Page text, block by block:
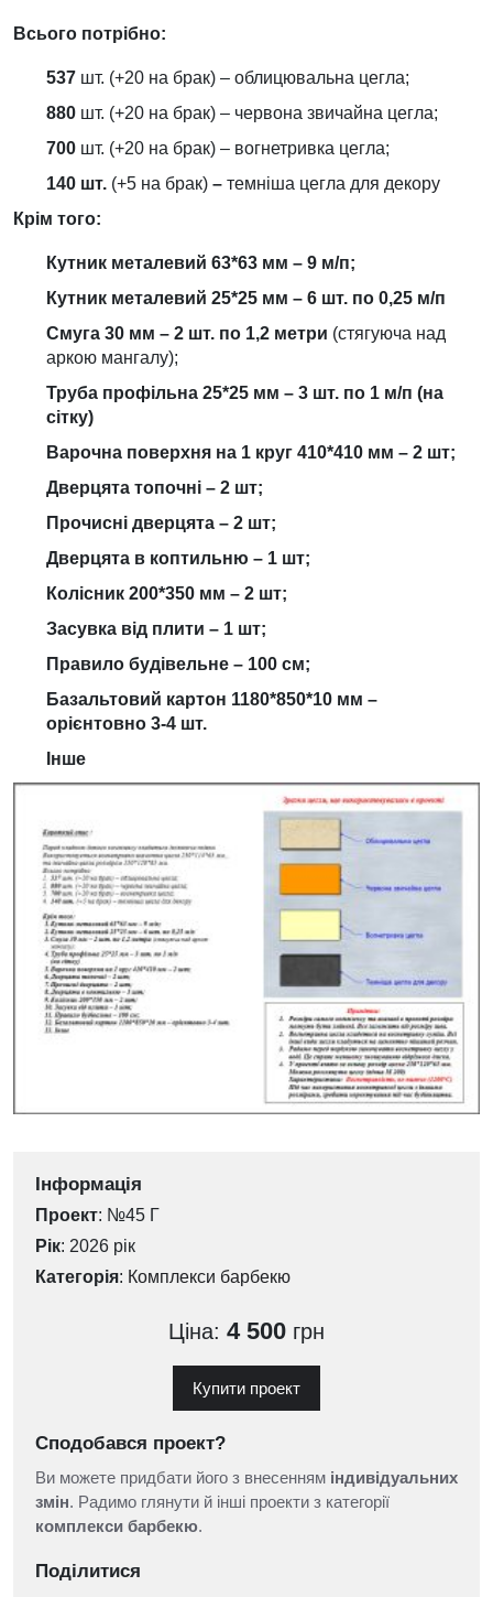
Всього потрібно:
537 шт. (+20 на брак) – облицювальна цегла;
880 шт. (+20 на брак) – червона звичайна цегла;
700 шт. (+20 на брак) – вогнетривка цегла;
140 шт. (+5 на брак) – темніша цегла для декору
Крім того:
Кутник металевий 63*63 мм – 9 м/п;
Кутник металевий 25*25 мм – 6 шт. по 0,25 м/п
Смуга 30 мм – 2 шт. по 1,2 метри (стягуюча над
аркою мангалу);
Труба профільна 25*25 мм – 3 шт. по 1 м/п (на
сітку)
Варочна поверхня на 1 круг 410*410 мм – 2 шт;
Дверцята топочні – 2 шт;
Прочисні дверцята – 2 шт;
Дверцята в коптильню – 1 шт;
Колісник 200*350 мм – 2 шт;
Засувка від плити – 1 шт;
Правило будівельне – 100 см;
Базальтовий картон 1180*850*10 мм –
орієнтовно 3-4 шт.
Інше
Інформація
Проект: №45 Г
Рік: 2026 рік
Категорія: Комплекси барбекю
Ціна: 4 500 грн
Купити проект
Сподобався проект?
Ви можете придбати його з внесенням індивідуальних
змін. Радимо глянути й інші проекти з категорії
комплекси барбекю.
Поділитися